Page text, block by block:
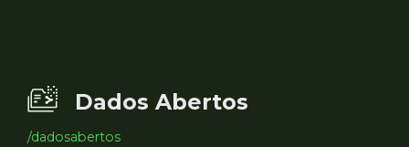
Dados Abertos
/dadosabertos